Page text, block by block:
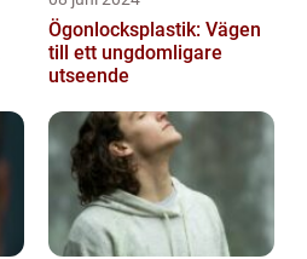
Ögonlocksplastik: Vägen
till ett ungdomligare
utseende